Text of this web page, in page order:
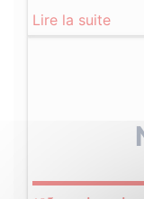
Lire la suite